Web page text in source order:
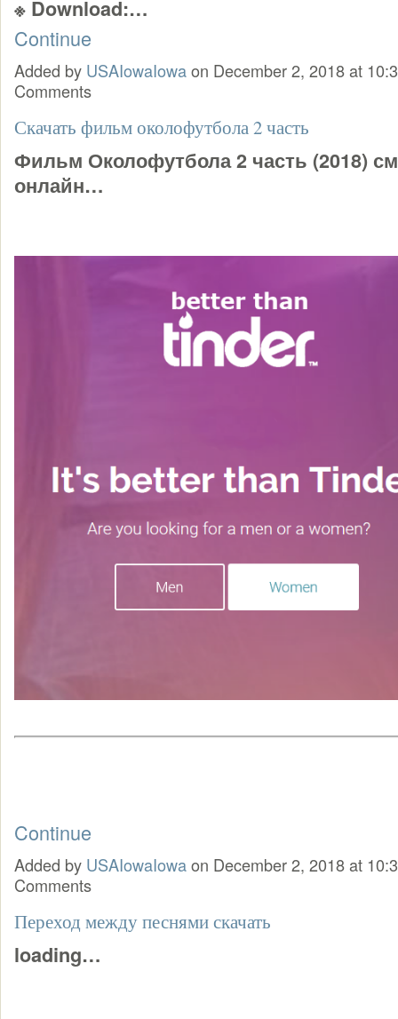
※ Download:…
Continue
Added by USAIowaIowaon December 2, 2018 at
Comments
Скачать фильм околофутбола 2 часть
Фильм Околофутбола 2 часть (2018)
онлайн…
Continue
Added by USAIowaIowaon December 2, 2018 at
Comments
Переход между песнями скачать
loading…